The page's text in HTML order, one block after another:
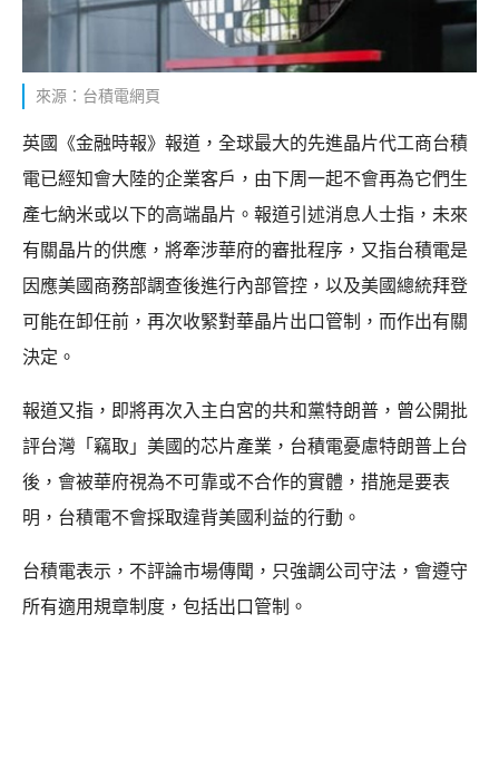
來源：台積電網頁
英國《金融時報》報道，全球最大的先進晶片代工商台積
電已經知會大陸的企業客戶，由下周一起不會再為它們生
產七納米或以下的高端晶片。報道引述消息人士指，未來
有關晶片的供應，將牽涉華府的審批程序，又指台積電是
因應美國商務部調查後進行內部管控，以及美國總統拜登
可能在卸任前，再次收緊對華晶片出口管制，而作出有關
決定。
報道又指，即將再次入主白宮的共和黨特朗普，曾公開批
評台灣「竊取」美國的芯片產業，台積電憂慮特朗普上台
後，會被華府視為不可靠或不合作的實體，措施是要表
明，台積電不會採取違背美國利益的行動。
台積電表示，不評論市場傳聞，只強調公司守法，會遵守
所有適用規章制度，包括出口管制。